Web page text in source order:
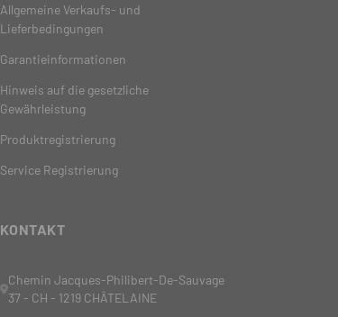
Allgemeine Verkaufs- und
Lieferbedingungen
Garantieinformationen
Hinweis auf die gesetzliche
Gewährleistung
Produktregistrierung
Service Registrierung
KONTAKT
Chemin Jacques-Philibert-De-Sauvage
37 - CH - 1219 CHÂTELAINE